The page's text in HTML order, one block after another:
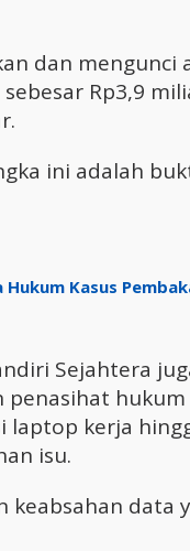
dan
Rp3,9
ini adalah
Hukum Kasus
Sejahtera
penasihat
laptop kerja
isu.
keabsahan data